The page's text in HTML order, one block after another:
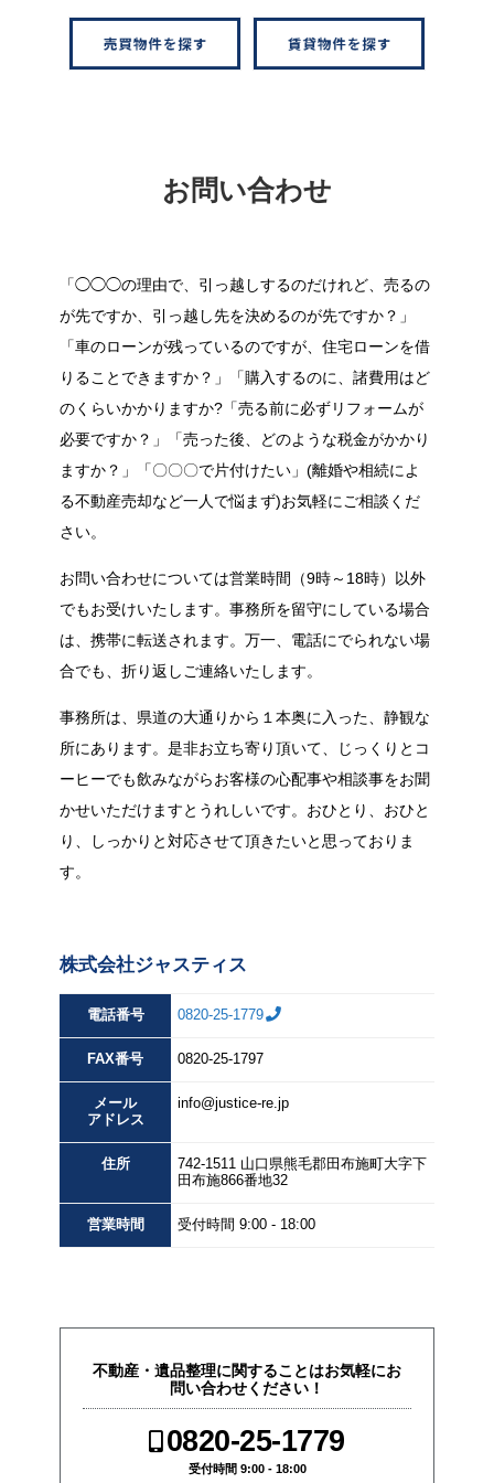
お問い合わせ
「◯◯◯の理由で、引っ越しするのだけれど、売るの
が先ですか、引っ越し先を決めるのが先ですか？」
「車のローンが残っているのですが、住宅ローンを借
りることできますか？」「購入するのに、諸費用はど
のくらいかかりますか?「売る前に必ずリフォームが
必要ですか？」「売った後、どのような税金がかかり
ますか？」「〇〇〇で片付けたい」(離婚や相続によ
る不動産売却など一人で悩まず)お気軽にご相談くだ
さい。
お問い合わせについては営業時間（9時～18時）以外
でもお受けいたします。事務所を留守にしている場合
は、携帯に転送されます。万一、電話にでられない場
合でも、折り返しご連絡いたします。
事務所は、県道の大通りから１本奥に入った、静観な
所にあります。是非お立ち寄り頂いて、じっくりとコ
ーヒーでも飲みながらお客様の心配事や相談事をお聞
かせいただけますとうれしいです。おひとり、おひと
り、しっかりと対応させて頂きたいと思っておりま
す。
株式会社ジャスティス
電話番号 0820-25-1779
FAX番号 0820-25-1797
メール
アドレス
info@justice-re.jp
住所 742-1511 山口県熊毛郡田布施町大字下
田布施866番地32
営業時間 受付時間 9:00 - 18:00
不動産・遺品整理に関することはお気軽にお
問い合わせください！
0820-25-1779
受付時間 9:00 - 18:00